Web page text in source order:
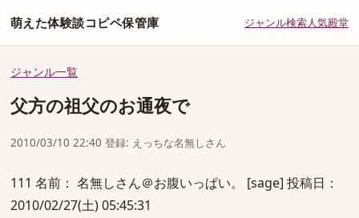
萌えた体験談コピペ保管庫 ジャンル検索人気殿堂
ジャンル一覧
父方の祖父のお通夜で
2010/03/10 22:40 登録: えっちな名無しさん
111 名前： 名無しさん＠お腹いっぱい。 [sage] 投稿日：
2010/02/27(土) 05:45:31